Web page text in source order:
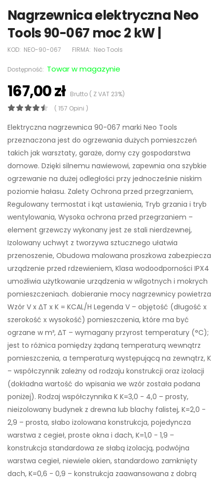
Nagrzewnica elektryczna Neo
Tools 90-067 moc 2 kW |
KOD: NEO-90-067 FIRMA: Neo Tools
Dostępność: Towar w magazynie
167,00 złBrutto ( Z VAT 23%)
( 157 Opini )
Elektryczna nagrzewnica 90-067 marki Neo Tools
przeznaczona jest do ogrzewania dużych pomieszczeń
takich jak warsztaty, garaże, domy czy gospodarstwa
domowe. Dzięki silnemu nawiewowi, zapewnia ona szybkie
ogrzewanie na dużej odległości przy jednocześnie niskim
poziomie hałasu. Zalety Ochrona przed przegrzaniem,
Regulowany termostat i kąt ustawienia, Tryb grzania i tryb
wentylowania, Wysoka ochrona przed przegrzaniem –
element grzewczy wykonany jest ze stali nierdzewnej,
Izolowany uchwyt z tworzywa sztucznego ułatwia
przenoszenie, Obudowa malowana proszkowa zabezpiecza
urządzenie przed rdzewieniem, Klasa wodoodporności IPX4
umożliwia użytkowanie urządzenia w wilgotnych i mokrych
pomieszczeniach. dobieranie mocy nagrzewnicy powietrza
Wzór V x ΔT x K = KCAL/H Legenda V – objętość (długość x
szerokość x wysokość) pomieszczenia, które ma być
ogrzane w m³, ΔT – wymagany przyrost temperatury (°C);
jest to różnica pomiędzy żądaną temperaturą wewnątrz
pomieszczenia, a temperaturą występującą na zewnątrz, K
– współczynnik zależny od rodzaju konstrukcji oraz izolacji
(dokładna wartość do wpisania we wzór została podana
poniżej). Rodzaj współczynnika K K=3,0 - 4,0 – prosty,
nieizolowany budynek z drewna lub blachy falistej, K=2,0 -
2,9 – prosta, słabo izolowana konstrukcja, pojedyncza
warstwa z cegieł, proste okna i dach, K=1,0 - 1,9 –
konstrukcja standardowa ze słabą izolacją, podwójna
warstwa cegieł, niewiele okien, standardowo zamknięty
dach, K=0,6 - 0,9 – konstrukcja zaawansowana z dobrą